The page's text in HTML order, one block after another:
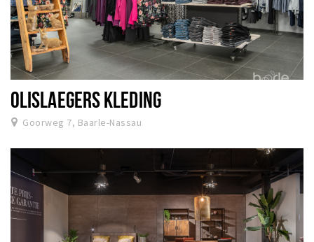
OLISLAEGERS KLEDING
Goorweg 7, Baarle-Nassau